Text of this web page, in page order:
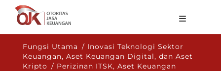
Tentang OJK
Fungsi Utama
Fungsi Utama / Inovasi Teknologi Sektor
Keuangan, Aset Keuangan Digital, dan Aset
Kripto / Perizinan ITSK, Aset Keuangan